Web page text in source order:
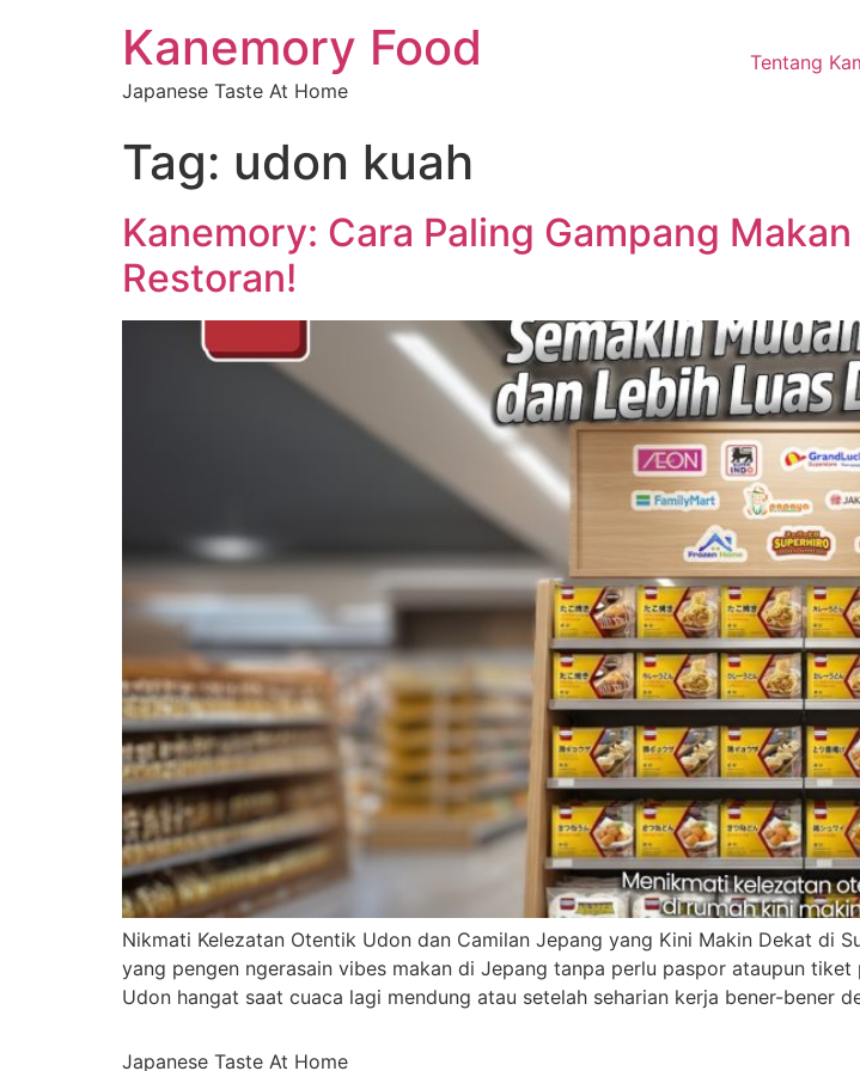
Kanemory Food
Japanese Taste At Home
Tentang
Tag: udon kuah
Kanemory: Cara Paling Gampang
Restoran!
Nikmati Kelezatan Otentik Udon dan Camilan Jepang yang Kini Makin Dekat di
yang pengen ngerasain vibes makan di Jepang tanpa perlu paspor ataupun
Udon hangat saat cuaca lagi mendung atau setelah seharian kerja bener-bener
Japanese Taste At Home